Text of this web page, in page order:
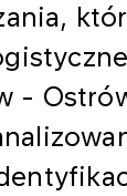
-